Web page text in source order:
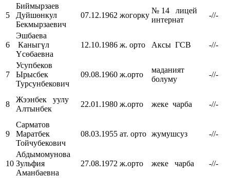
5
Биймырзаев
Дуйшөнкул
Бекмырзаевич
07.12.1962 жогорку
№ 14 лицей
интернат
-//-
6
Эшбаева
Каныгүл
Үсөбаевна
12.10.1986 ж. орто Аксы ГСВ -//-
7
Усупбеков
Ырысбек
Турсунбекович
09.08.1960 ж.орто
маданият
болуму
-//-
8
Жээнбек уулу
Алтынбек
22.01.1980 ж.орто жеке чарба -//-
9
Сарматов
Маратбек
Тойчубекович
08.03.1955 ат. орто жумушсуз -//-
10
Абдымомунова
Зульфия
Аманбаевна
27.08.1972 ж.орто жеке чарба -//-